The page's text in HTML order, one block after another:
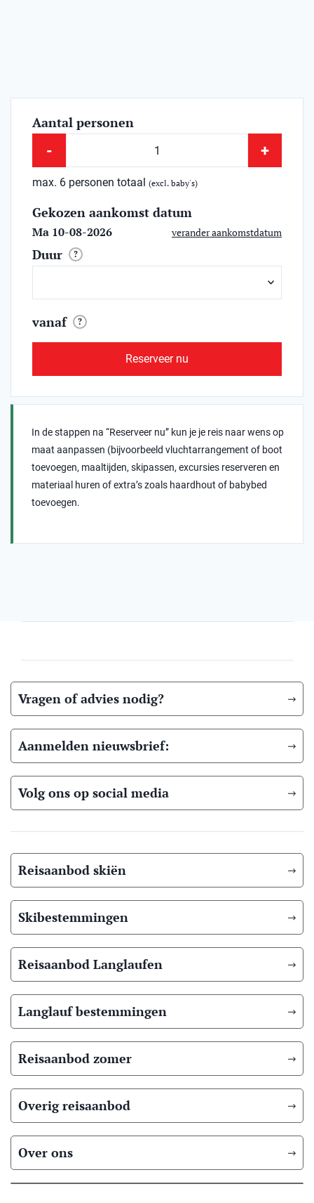
Aantal personen
- +
max. 6 personen totaal (excl. baby's)
Gekozen aankomst datum
Ma 10-08-2026 verander aankomstdatum
Duur ?
vanaf ?
Reserveer nu
In de stappen na “Reserveer nu” kun je je reis naar wens op
maat aanpassen (bijvoorbeeld vluchtarrangement of boot
toevoegen, maaltijden, skipassen, excursies reserveren en
materiaal huren of extra’s zoals haardhout of babybed
toevoegen.
Vragen of advies nodig?
Aanmelden nieuwsbrief:
Volg ons op social media
Reisaanbod skiën
Skibestemmingen
Reisaanbod Langlaufen
Langlauf bestemmingen
Reisaanbod zomer
Overig reisaanbod
Over ons